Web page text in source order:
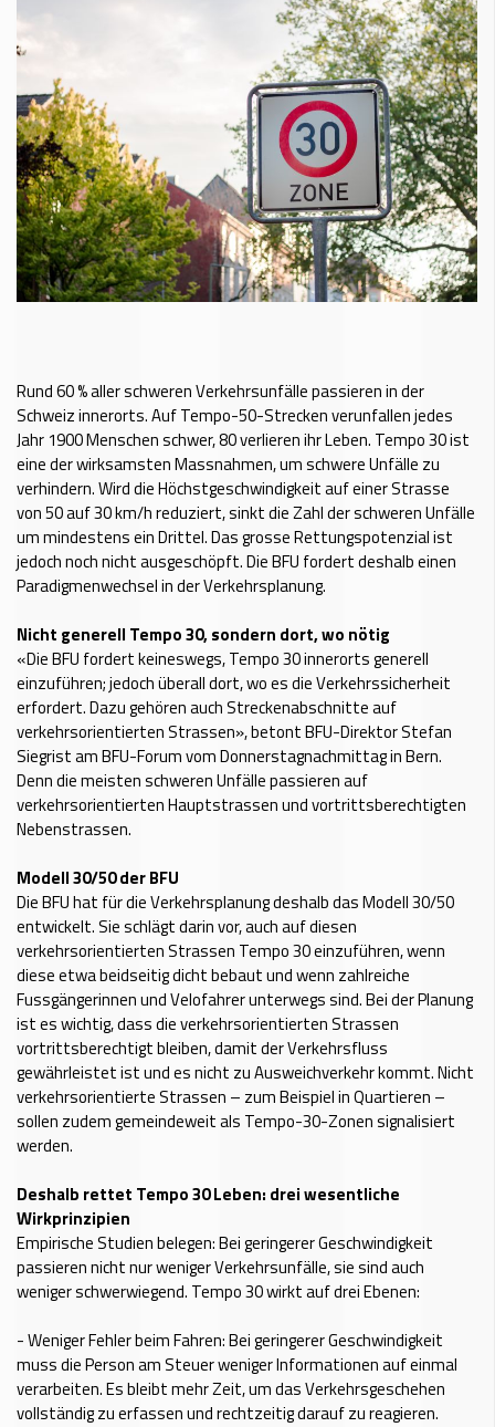
Rund 60 % aller schweren Verkehrsunfälle passieren in der
Schweiz innerorts. Auf Tempo-50-Strecken verunfallen jedes
Jahr 1900 Menschen schwer, 80 verlieren ihr Leben. Tempo 30 ist
eine der wirksamsten Massnahmen, um schwere Unfälle zu
verhindern. Wird die Höchstgeschwindigkeit auf einer Strasse
von 50 auf 30 km/h reduziert, sinkt die Zahl der schweren Unfälle
um mindestens ein Drittel. Das grosse Rettungspotenzial ist
jedoch noch nicht ausgeschöpft. Die BFU fordert deshalb einen
Paradigmenwechsel in der Verkehrsplanung.
Nicht generell Tempo 30, sondern dort, wo nötig
«Die BFU fordert keineswegs, Tempo 30 innerorts generell
einzuführen; jedoch überall dort, wo es die Verkehrssicherheit
erfordert. Dazu gehören auch Streckenabschnitte auf
verkehrsorientierten Strassen», betont BFU-Direktor Stefan
Siegrist am BFU-Forum vom Donnerstagnachmittag in Bern.
Denn die meisten schweren Unfälle passieren auf
verkehrsorientierten Hauptstrassen und vortrittsberechtigten
Nebenstrassen.
Modell 30/50 der BFU
Die BFU hat für die Verkehrsplanung deshalb das Modell 30/50
entwickelt. Sie schlägt darin vor, auch auf diesen
verkehrsorientierten Strassen Tempo 30 einzuführen, wenn
diese etwa beidseitig dicht bebaut und wenn zahlreiche
Fussgängerinnen und Velofahrer unterwegs sind. Bei der Planung
ist es wichtig, dass die verkehrsorientierten Strassen
vortrittsberechtigt bleiben, damit der Verkehrsfluss
gewährleistet ist und es nicht zu Ausweichverkehr kommt. Nicht
verkehrsorientierte Strassen – zum Beispiel in Quartieren –
sollen zudem gemeindeweit als Tempo-30-Zonen signalisiert
werden.
Deshalb rettet Tempo 30 Leben: drei wesentliche
Wirkprinzipien
Empirische Studien belegen: Bei geringerer Geschwindigkeit
passieren nicht nur weniger Verkehrsunfälle, sie sind auch
weniger schwerwiegend. Tempo 30 wirkt auf drei Ebenen:
- Weniger Fehler beim Fahren: Bei geringerer Geschwindigkeit
muss die Person am Steuer weniger Informationen auf einmal
verarbeiten. Es bleibt mehr Zeit, um das Verkehrsgeschehen
vollständig zu erfassen und rechtzeitig darauf zu reagieren.